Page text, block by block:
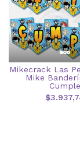
Mikecrack Las
Mike
Cumple